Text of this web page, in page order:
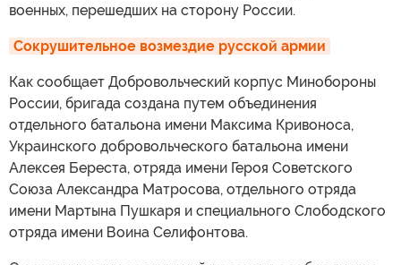
военных, перешедших на сторону России.
Сокрушительное возмездие русской армии
Как сообщает Добровольческий корпус Минобороны
России, бригада создана путем объединения
отдельного батальона имени Максима Кривоноса,
Украинского добровольческого батальона имени
Алексея Береста, отряда имени Героя Советского
Союза Александра Матросова, отдельного отряда
имени Мартына Пушкаря и специального Слободского
отряда имени Воина Селифонтова.